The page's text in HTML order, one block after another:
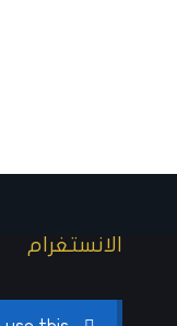
الانستغرام